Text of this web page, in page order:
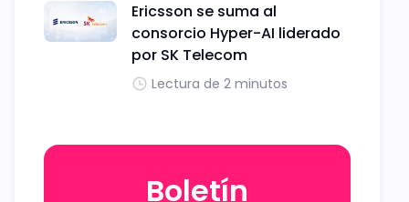
Ericsson se suma al
consorcio Hyper-AI liderado
por SK Telecom
Lectura de 2 minutos
Boletín